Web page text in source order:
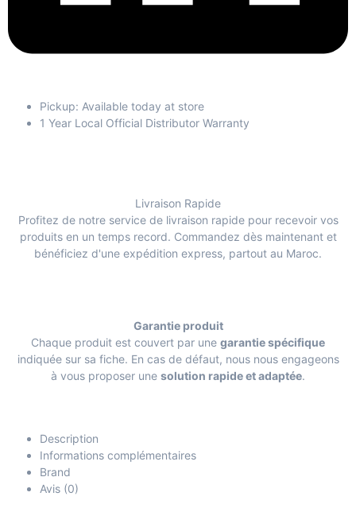
Pickup: Available today at store
1 Year Local Official Distributor Warranty
Livraison Rapide
Profitez de notre service de livraison rapide pour recevoir vos
produits en un temps record. Commandez dès maintenant et
bénéficiez d'une expédition express, partout au Maroc.
Garantie produit
Chaque produit est couvert par une garantie spécifique
indiquée sur sa fiche. En cas de défaut, nous nous engageons
à vous proposer une solution rapide et adaptée.
Description
Informations complémentaires
Brand
Avis (0)